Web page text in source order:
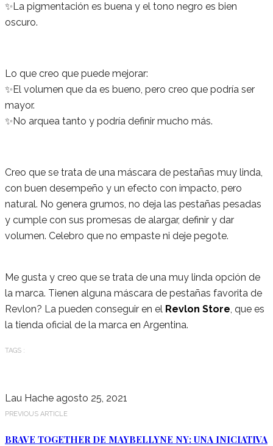
✨La pigmentación es buena y el tono negro es bien
oscuro.
Lo que creo que puede mejorar:
✨El volumen que da es bueno, pero creo que podría ser
mayor.
✨No arquea tanto y podría definir mucho más.
Creo que se trata de una máscara de pestañas muy linda,
con buen desempeño y un efecto con impacto, pero
natural. No genera grumos, no deja las pestañas pesadas
y cumple con sus promesas de alargar, definir y dar
volumen. Celebro que no empaste ni deje pegote.
Me gusta y creo que se trata de una muy linda opción de
la marca. Tienen alguna máscara de pestañas favorita de
Revlon? La pueden conseguir en el Revlon Store , que es
la tienda oficial de la marca en Argentina.
TAGS :
Lau Hache agosto 25, 2021
PREVIOUS ARTICLE
BRAVE TOGETHER DE MAYBELLYNE NY: UNA INICIATIVA